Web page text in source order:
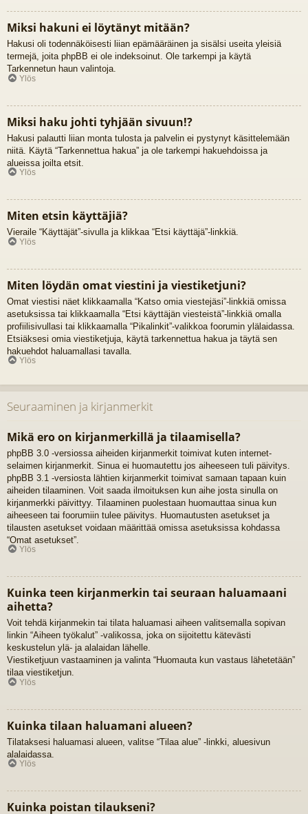
Miksi hakuni ei löytänyt mitään?
Hakusi oli todennäköisesti liian epämääräinen ja sisälsi useita yleisiä
termejä, joita phpBB ei ole indeksoinut. Ole tarkempi ja käytä
Tarkennetun haun valintoja.
Ylös
Miksi haku johti tyhjään sivuun!?
Hakusi palautti liian monta tulosta ja palvelin ei pystynyt käsittelemään
niitä. Käytä “Tarkennettua hakua” ja ole tarkempi hakuehdoissa ja
alueissa joilta etsit.
Ylös
Miten etsin käyttäjiä?
Vieraile “Käyttäjät”-sivulla ja klikkaa “Etsi käyttäjä”-linkkiä.
Ylös
Miten löydän omat viestini ja viestiketjuni?
Omat viestisi näet klikkaamalla “Katso omia viestejäsi”-linkkiä omissa
asetuksissa tai klikkaamalla “Etsi käyttäjän viesteistä”-linkkiä omalla
profiilisivullasi tai klikkaamalla “Pikalinkit”-valikkoa foorumin ylälaidassa.
Etsiäksesi omia viestiketjuja, käytä tarkennettua hakua ja täytä sen
hakuehdot haluamallasi tavalla.
Ylös
Seuraaminen ja kirjanmerkit
Mikä ero on kirjanmerkillä ja tilaamisella?
phpBB 3.0 -versiossa aiheiden kirjanmerkit toimivat kuten internet-
selaimen kirjanmerkit. Sinua ei huomautettu jos aiheeseen tuli päivitys.
phpBB 3.1 -versiosta lähtien kirjanmerkit toimivat samaan tapaan kuin
aiheiden tilaaminen. Voit saada ilmoituksen kun aihe josta sinulla on
kirjanmerkki päivittyy. Tilaaminen puolestaan huomauttaa sinua kun
aiheeseen tai foorumiin tulee päivitys. Huomautusten asetukset ja
tilausten asetukset voidaan määrittää omissa asetuksissa kohdassa
“Omat asetukset”.
Ylös
Kuinka teen kirjanmerkin tai seuraan haluamaani
aihetta?
Voit tehdä kirjanmekin tai tilata haluamasi aiheen valitsemalla sopivan
linkin “Aiheen työkalut” -valikossa, joka on sijoitettu kätevästi
keskustelun ylä- ja alalaidan lähelle.
Viestiketjuun vastaaminen ja valinta “Huomauta kun vastaus lähetetään”
tilaa viestiketjun.
Ylös
Kuinka tilaan haluamani alueen?
Tilataksesi haluamasi alueen, valitse “Tilaa alue” -linkki, aluesivun
alalaidassa.
Ylös
Kuinka poistan tilaukseni?